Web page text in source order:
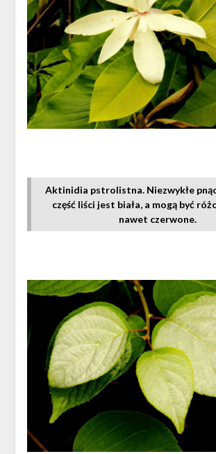
Aktinidia pstrolistna. Niezwykłe
część liści jest biała, a mogą być
nawet czerwone.